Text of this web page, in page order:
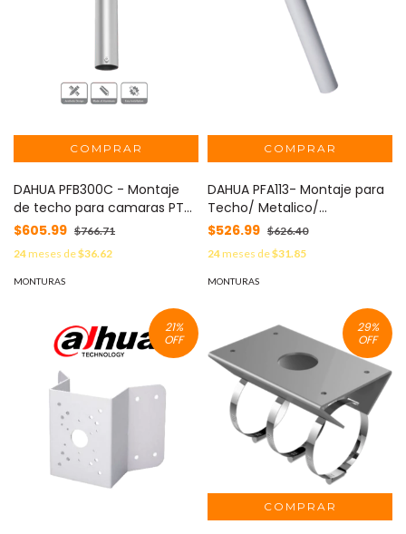
DAHUA PFB300C - Montaje
de techo para camaras PTZ
DAHUA SD65 / SD69 / SD6A Y
SAXXON SD4925 /
SD5925PRO / SD5940TM
$605.99 $766.71
24meses de$36.62
MONTURAS
DAHUA PFA113- Montaje para
Techo/ Metalico/
Compatible con
Adaptadores PFA111/
$526.99 $626.40
24meses de$31.85
MONTURAS
21%
OFF
29%
OFF